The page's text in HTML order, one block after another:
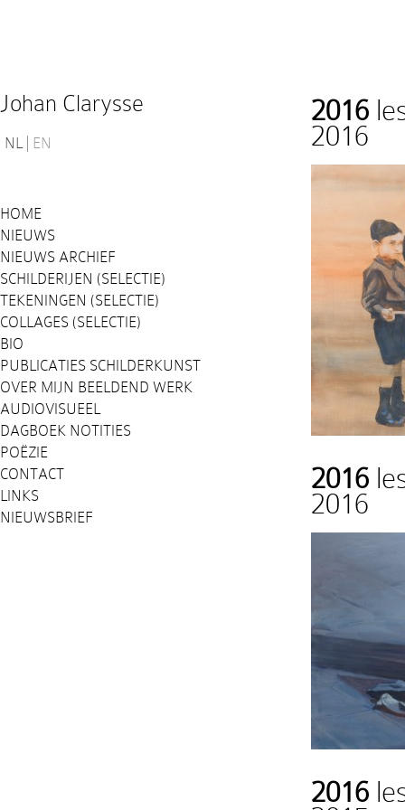
Johan Clarysse
NL EN
HOME
NIEUWS
NIEUWS ARCHIEF
SCHILDERIJEN (SELECTIE)
TEKENINGEN (SELECTIE)
COLLAGES (SELECTIE)
BIO
PUBLICATIES SCHILDERKUNST
OVER MIJN BEELDEND WERK
AUDIOVISUEEL
DAGBOEK NOTITIES
POËZIE
CONTACT
LINKS
NIEUWSBRIEF
2016
2016
2016
2016
2016